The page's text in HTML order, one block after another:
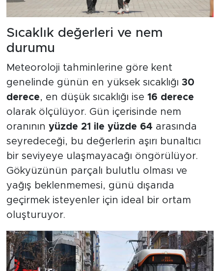
Sıcaklık değerleri ve nem
durumu
Meteoroloji tahminlerine göre kent
genelinde günün en yüksek sıcaklığı 30
derece, en düşük sıcaklığı ise 16 derece
olarak ölçülüyor. Gün içerisinde nem
oranının yüzde 21 ile yüzde 64 arasında
seyredeceği, bu değerlerin aşırı bunaltıcı
bir seviyeye ulaşmayacağı öngörülüyor.
Gökyüzünün parçalı bulutlu olması ve
yağış beklenmemesi, günü dışarıda
geçirmek isteyenler için ideal bir ortam
oluşturuyor.